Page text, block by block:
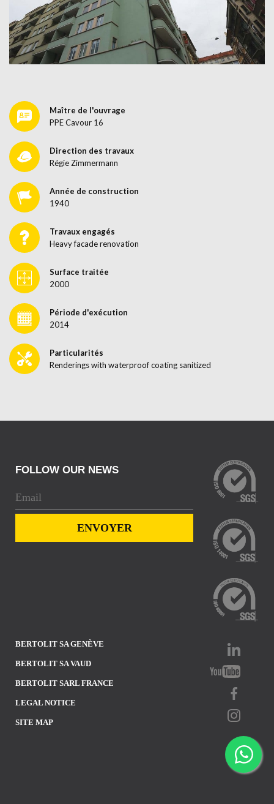
Maître de l'ouvrage
PPE Cavour 16
Direction des travaux
Régie Zimmermann
Année de construction
1940
Travaux engagés
Heavy facade renovation
Surface traitée
2000
Période d'exécution
2014
Particularités
Renderings with waterproof coating sanitized
BERTOLIT SA GENÈVE
BERTOLIT SA VAUD
BERTOLIT SARL FRANCE
LEGAL NOTICE
SITE MAP
FOLLOW OUR NEWS